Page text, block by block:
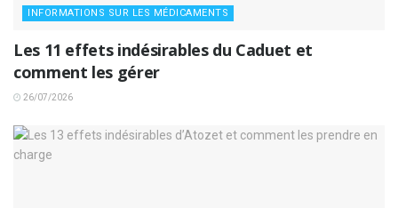
INFORMATIONS SUR LES MÉDICAMENTS
Les 11 effets indésirables du Caduet et
comment les gérer
26/07/2026